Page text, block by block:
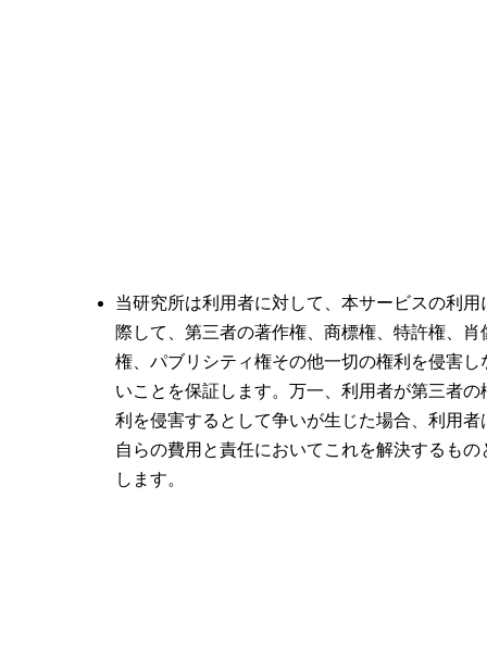
当研究所は利用者に対して、本サービスの利用
際して、第三者の著作権、商標権、特許権、肖
権、パブリシティ権その他一切の権利を侵害し
いことを保証します。万一、利用者が第三者の
利を侵害するとして争いが生じた場合、利用者
自らの費用と責任においてこれを解決するもの
します。